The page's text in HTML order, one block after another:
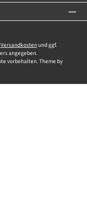
Versandkostenund ggf.
angegeben.
vorbehalten. Theme by